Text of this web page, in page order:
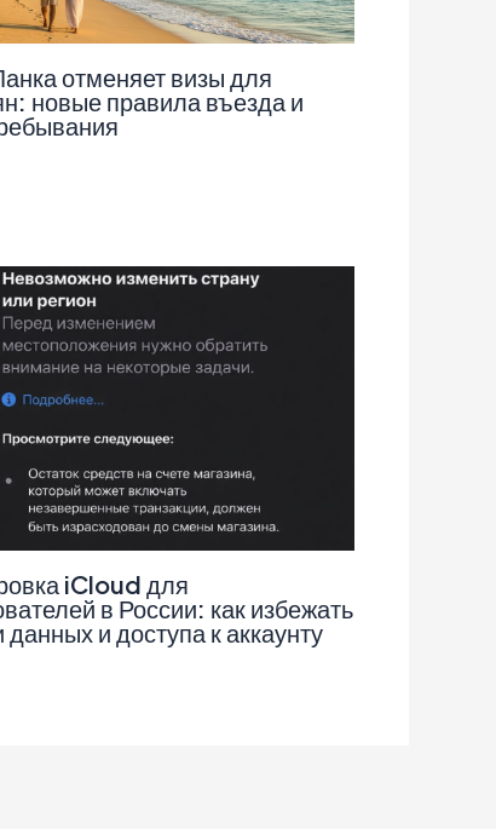
отменяет визы для
новые правила въезда и
iCloud для
в России: как избежать
данных и доступа к аккаунту